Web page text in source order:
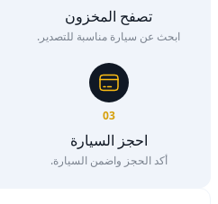
تصفح المخزون
ابحث عن سيارة مناسبة للتصدير.
03
احجز السيارة
أكد الحجز واضمن السيارة.